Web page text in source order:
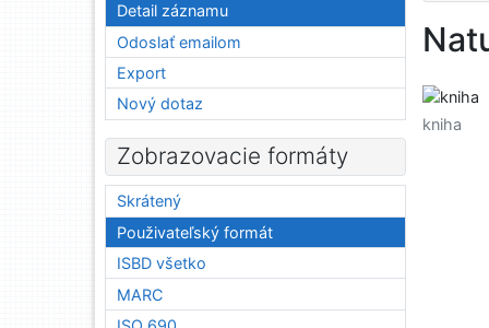
kniha
Detail záznamu
Odoslať emailom
Export
Nový dotaz
Zobrazovacie formáty
Skrátený
Použivateľský formát
ISBD všetko
MARC